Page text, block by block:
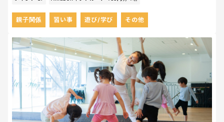
親子関係 習い事 遊び/学び その他